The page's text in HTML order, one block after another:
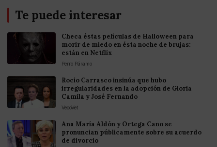
Te puede interesar
Checa éstas películas de Halloween para
morir de miedo en ésta noche de brujas:
están en Netflix
Perro Páramo
Rocío Carrasco insinúa que hubo
irregularidades en la adopción de Gloria
Camila y José Fernando
VecoVet
Ana María Aldón y Ortega Cano se
pronuncian públicamente sobre su acuerdo
de divorcio